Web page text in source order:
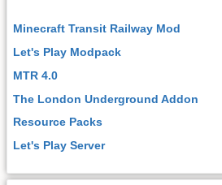
Minecraft Transit Railway Mod
Let's Play Modpack
MTR 4.0
The London Underground Addon
Resource Packs
Let's Play Server